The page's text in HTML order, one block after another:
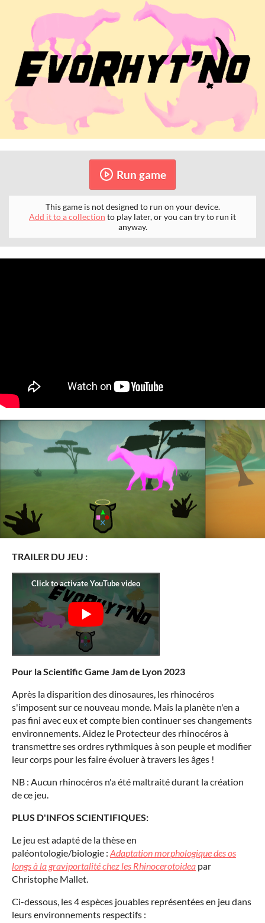
Run game
This game is not designed to run on your device.
Add it to a collection to play later, or you can try to run it
anyway.
TRAILER DU JEU :
Pour la Scientific Game Jam de Lyon 2023
Après la disparition des dinosaures, les rhinocéros
s'imposent sur ce nouveau monde. Mais la planète n'en a
pas fini avec eux et compte bien continuer ses changements
environnements. Aidez le Protecteur des rhinocéros à
transmettre ses ordres rythmiques à son peuple et modifier
leur corps pour les faire évoluer à travers les âges !
NB : Aucun rhinocéros n'a été maltraité durant la création
de ce jeu.
PLUS D'INFOS SCIENTIFIQUES:
Le jeu est adapté de la thèse en
paléontologie/biologie : Adaptation morphologique des os
longs à la graviportalité chez les Rhinocerotoidea par
Christophe Mallet.
Ci-dessous, les 4 espèces jouables représentées en jeu dans
leurs environnements respectifs :